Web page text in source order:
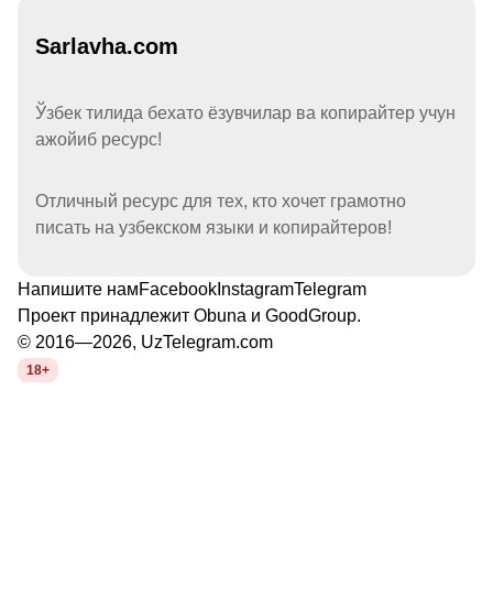
Sarlavha.com
Ўзбек тилида бехато ёзувчилар ва копирайтер учун
ажойиб ресурс!
Отличный ресурс для тех, кто хочет грамотно
писать на узбекском языки и копирайтеров!
Напишите намFacebook InstagramTelegram
Проект принадлежит Obuna и GoodGroup.
© 2016—2026, UzTelegram.com
18+